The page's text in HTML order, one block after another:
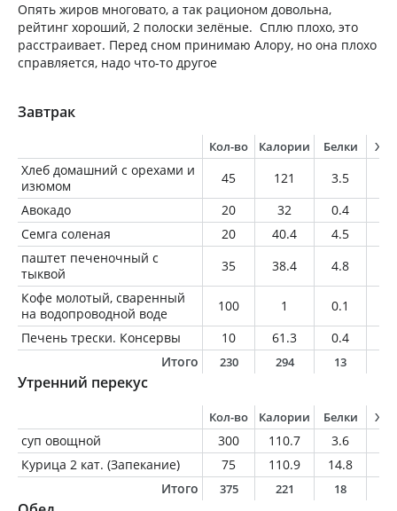
Опять жиров многовато, а так рационом довольна,
рейтинг хороший, 2 полоски зелёные. Сплю плохо, это
расстраивает. Перед сном принимаю Алору, но она плохо
справляется, надо что-то другое
Завтрак
Кол-во Калории Белки
Хлеб домашний с орехами и
изюмом
45 121 3.5
Авокадо
20 32 0.4
Семга соленая
20 40.4 4.5
паштет печеночный с
тыквой
35 38.4 4.8
Кофе молотый, сваренный
на водопроводной воде
100 1 0.1
Печень трески. Консервы
10 61.3 0.4
Итого
230 294 13
Утренний перекус
Кол-во Калории Белки
суп овощной 300 110.7 3.6
Курица 2 кат. (Запекание)
75 110.9 14.8
Итого
375 221 18